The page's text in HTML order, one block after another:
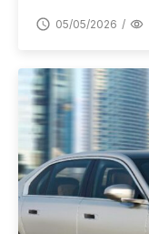
05/05/2026